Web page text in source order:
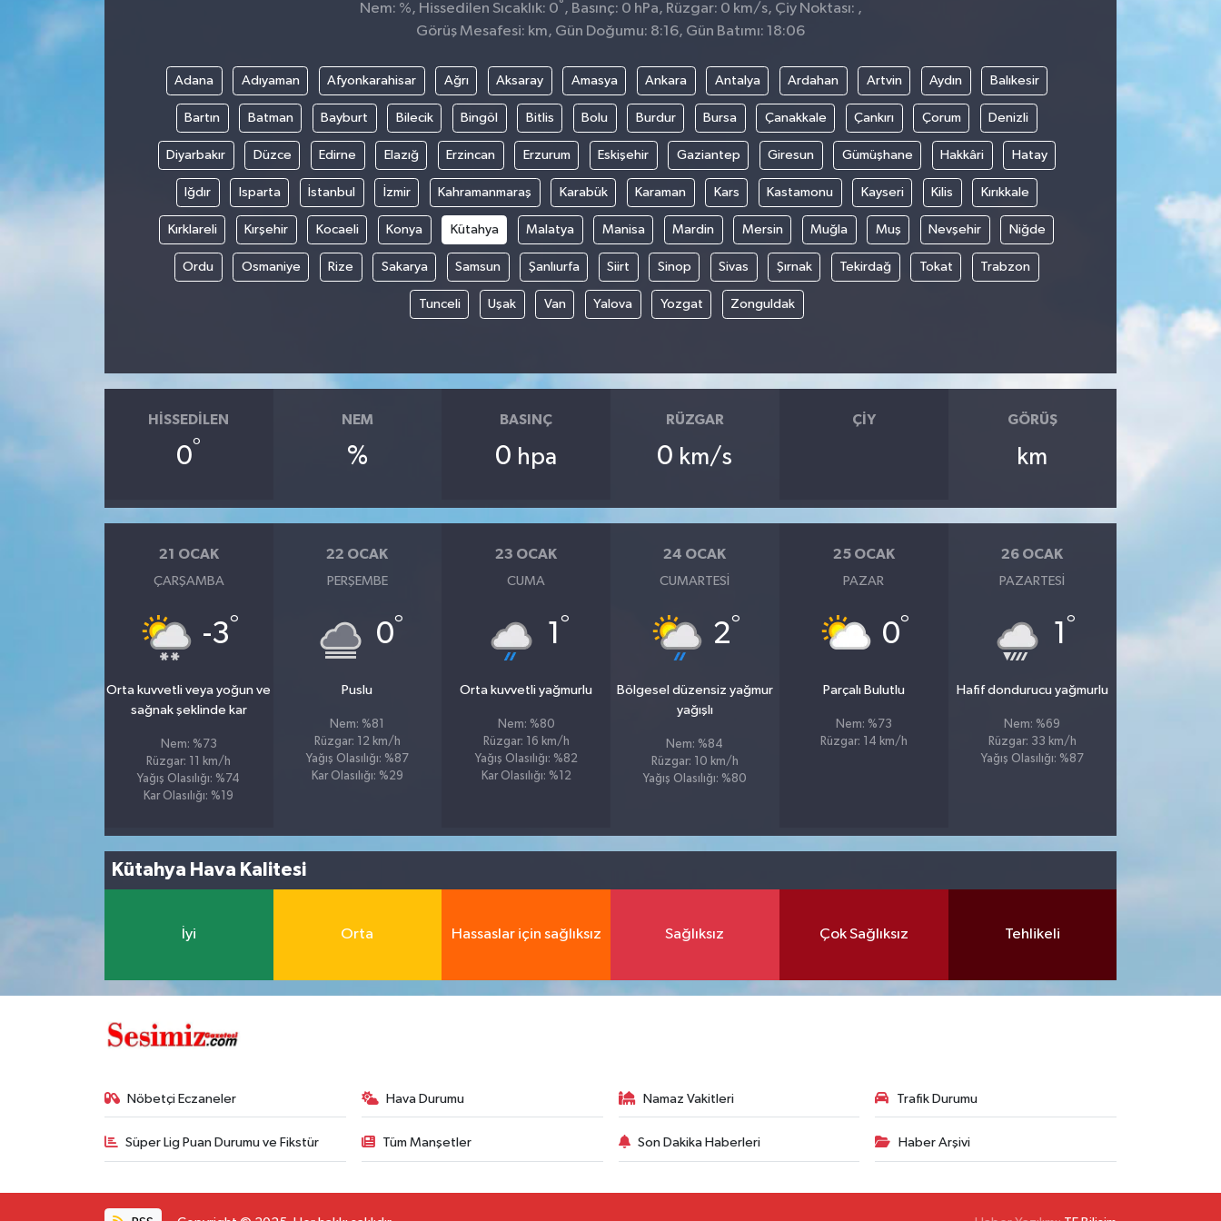
Nem: %, Hissedilen Sıcaklık: 0° , Basınç: 0 hPa, Rüzgar: 0 km/s, Çiy Noktası: ,
Görüş Mesafesi: km, Gün Doğumu: 8:16, Gün Batımı: 18:06
Adana Adıyaman Afyonkarahisar Ağrı Aksaray Amasya Ankara Antalya Ardahan Artvin Aydın Balıkesir
Bartın Batman Bayburt Bilecik Bingöl Bitlis Bolu Burdur Bursa Çanakkale Çankırı Çorum Denizli
Diyarbakır Düzce Edirne Elazığ Erzincan Erzurum Eskişehir Gaziantep Giresun Gümüşhane Hakkâri Hatay
Iğdır Isparta İstanbul İzmir Kahramanmaraş Karabük Karaman Kars Kastamonu Kayseri Kilis Kırıkkale
Kırklareli Kırşehir Kocaeli Konya Kütahya Malatya Manisa Mardin Mersin Muğla Muş Nevşehir Niğde
Ordu Osmaniye Rize Sakarya Samsun Şanlıurfa Siirt Sinop Sivas Şırnak Tekirdağ Tokat Trabzon
Tunceli Uşak Van Yalova Yozgat Zonguldak
HISSEDILEN
0°
NEM
%
BASINÇ
0 hpa
RÜZGAR
0 km/s
ÇIY GÖRÜŞ
km
21 OCAK
ÇARŞAMBA
-3°
Orta kuvvetli veya yoğun ve
sağnak şeklinde kar
Nem: %73
Rüzgar: 11 km/h
Yağış Olasılığı: %74
Kar Olasılığı: %19
22 OCAK
PERŞEMBE
0°
Puslu
Nem: %81
Rüzgar: 12 km/h
Yağış Olasılığı: %87
Kar Olasılığı: %29
23 OCAK
CUMA
1 °
Orta kuvvetli yağmurlu
Nem: %80
Rüzgar: 16 km/h
Yağış Olasılığı: %82
Kar Olasılığı: %12
24 OCAK
CUMARTESI
2°
Bölgesel düzensiz yağmur
yağışlı
Nem: %84
Rüzgar: 10 km/h
Yağış Olasılığı: %80
25 OCAK
PAZAR
0°
Parçalı Bulutlu
Nem: %73
Rüzgar: 14 km/h
26 OCAK
PAZARTESI
1 °
Hafif dondurucu yağmurlu
Nem: %69
Rüzgar: 33 km/h
Yağış Olasılığı: %87
Kütahya Hava Kalitesi
İyi Orta Hassaslar için sağlıksız Sağlıksız Çok Sağlıksız Tehlikeli
Nöbetçi Eczaneler Hava Durumu Namaz Vakitleri Trafik Durumu
Süper Lig Puan Durumu ve Fikstür Tüm Manşetler Son Dakika Haberleri Haber Arşivi